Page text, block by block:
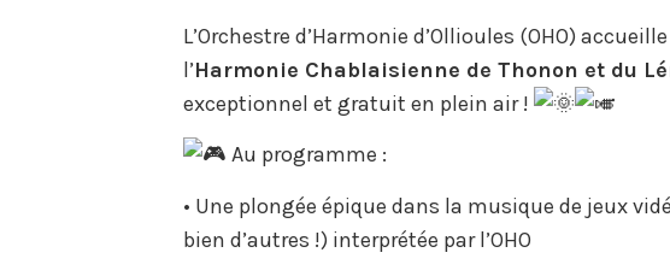
L’Orchestre d’Harmonie d’Ollioules (OHO)
l’Harmonie Chablaisienne de Thonon et du
exceptionnel et gratuit en plein air !
Au programme :
• Une plongée épique dans la musique de jeux
bien d’autres !) interprétée par l’OHO